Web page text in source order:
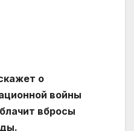
о
войны
вбросы